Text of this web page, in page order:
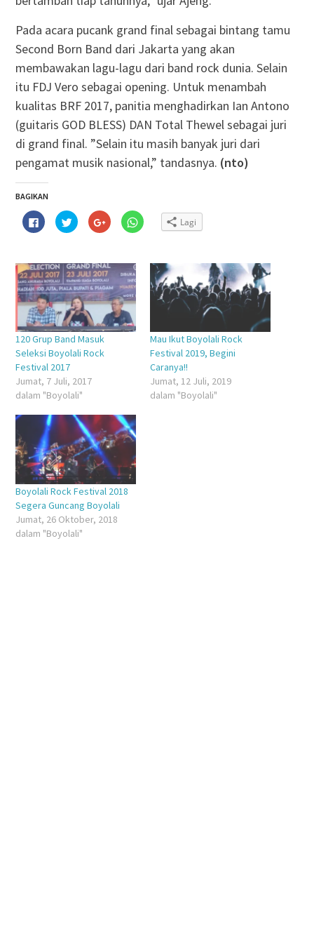
Pada acara pucank grand final sebagai bintang tamu
Second Born Band dari Jakarta yang akan
membawakan lagu-lagu dari band rock dunia. Selain
itu FDJ Vero sebagai opening. Untuk menambah
kualitas BRF 2017, panitia menghadirkan Ian Antono
(guitaris GOD BLESS) DAN Total Thewel sebagai juri
di grand final. ”Selain itu masih banyak juri dari
pengamat musik nasional,” tandasnya. (nto)
BAGIKAN
Klik
untuk
membagikan
di
jendela
yang
baru)
Klik
untuk
berbagi
di
jendela
yang
baru)
Klik
untuk
berbagi
(Membuka
di
jendela
yang
baru)
Klik
untuk
jendela
yang
baru)
Lagi
120 Grup Band Masuk
Seleksi Boyolali Rock
Festival 2017
Jumat, 7 Juli, 2017
dalam "Boyolali"
Mau Ikut Boyolali Rock
Festival 2019, Begini
Caranya!!
Jumat, 12 Juli, 2019
dalam "Boyolali"
Boyolali Rock Festival 2018
Segera Guncang Boyolali
Jumat, 26 Oktober, 2018
dalam "Boyolali"